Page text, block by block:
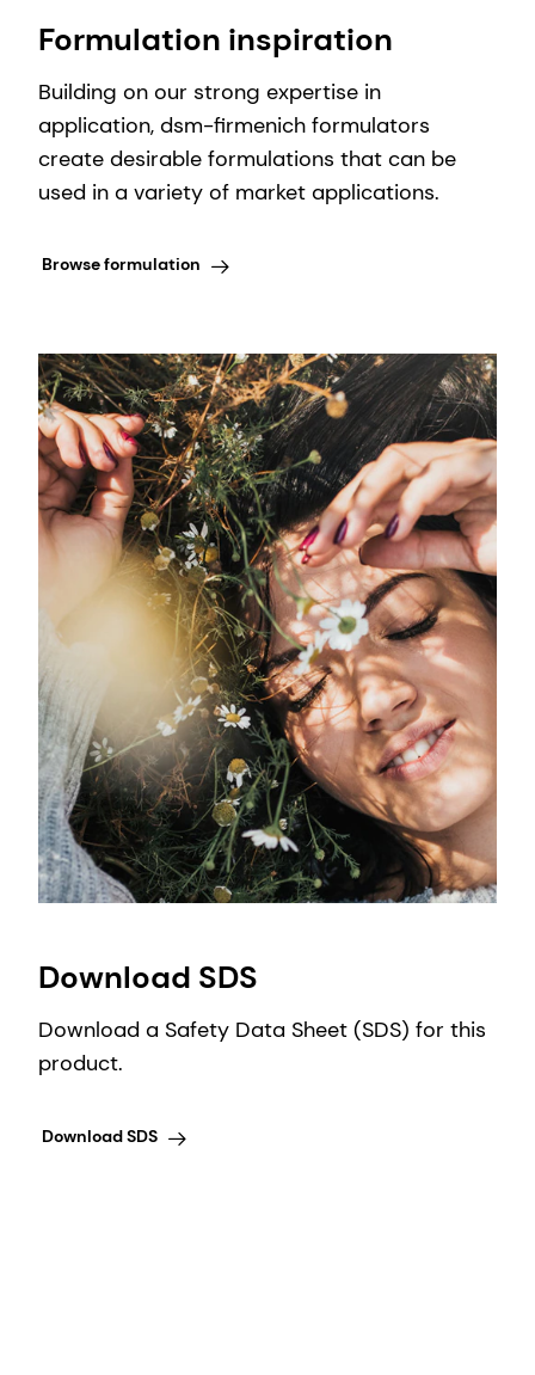
Formulation inspiration
Building on our strong expertise in
application, dsm-firmenich formulators
create desirable formulations that can be
used in a variety of market applications.
Browse formulation
Download SDS
Download a Safety Data Sheet (SDS) for this
product.
Download SDS